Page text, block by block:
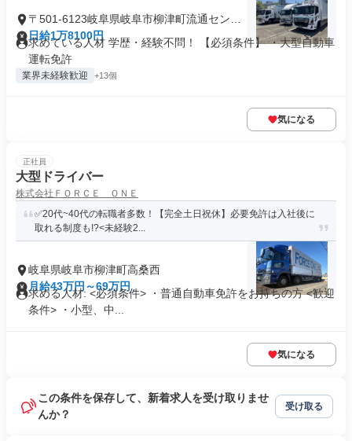
〒501-6123岐阜県岐阜市柳津町流通センタ
ー
日給1万8100円
求めている人材 学歴・経験不問！ 【必須条件】 ・大型自動車
運転免許
業界未経験歓迎 +13個
気になる
正社員
大型ドライバー
株式会社ＦＯＲＣＥ ＯＮＥ
✅20代~40代の転職者多数！【完全土日祝休】必要免許は入社後に
取れる制度も!?<未経験2...
岐阜県岐阜市柳津町高桑西
月給43万円～69万円
求める人材: <必須条件> ・普通自動車免許をお持ちの方 <歓迎
条件> ・小型、中...
気になる
この条件を保存して、新着求人を受け取りませ
んか？
受け取る